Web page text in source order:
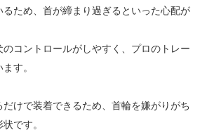
るため、首が締まり過ぎるといった心配が
コントロールがしやすく、プロのトレー
す。
だけで装着できるため、首輪を嫌がりがち
です。